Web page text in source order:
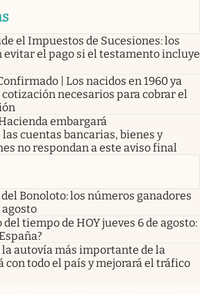
el Impuestos de Sucesiones: los
evitar el pago si el testamento incluye
| Los nacidos en 1960 ya
necesarios para cobrar el
embargará
cuentas bancarias, bienes y
no respondan a este aviso final
Bonoloto: los números ganadores
tiempo de HOY jueves 6 de agosto:
autovía más importante de la
con todo el país y mejorará el tráfico